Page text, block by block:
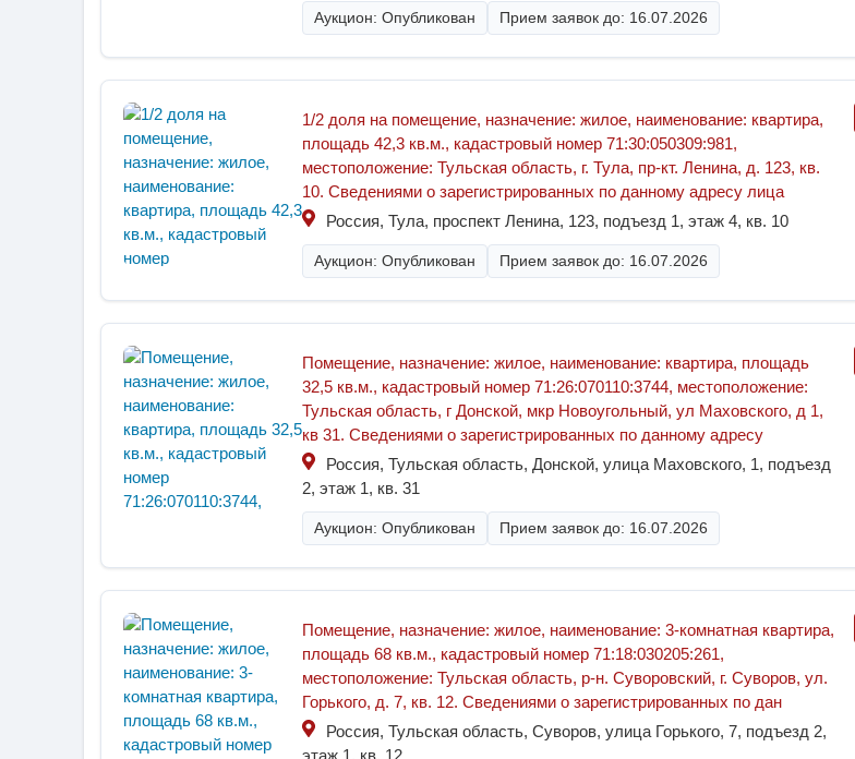
Аукцион: Опубликован Прием заявок до: 16.07.2026
1/2 доля на помещение, назначение: жилое, наименование: квартира,
площадь 42,3 кв.м., кадастровый номер 71:30:050309:981,
местоположение: Тульская область, г. Тула, пр-кт. Ленина, д. 123, кв.
10. Сведениями о зарегистрированных по данному адресу лица
Россия, Тула, проспект Ленина, 123, подъезд 1, этаж 4, кв. 10
Аукцион: Опубликован Прием заявок до: 16.07.2026
Помещение, назначение: жилое, наименование: квартира, площадь
32,5 кв.м., кадастровый номер 71:26:070110:3744, местоположение:
Тульская область, г Донской, мкр Новоугольный, ул Маховского, д 1,
кв 31. Сведениями о зарегистрированных по данному адресу
Россия, Тульская область, Донской, улица Маховского, 1, подъезд
2, этаж 1, кв. 31
Аукцион: Опубликован Прием заявок до: 16.07.2026
Помещение, назначение: жилое, наименование: 3-комнатная квартира,
площадь 68 кв.м., кадастровый номер 71:18:030205:261,
местоположение: Тульская область, р-н. Суворовский, г. Суворов, ул.
Горького, д. 7, кв. 12. Сведениями о зарегистрированных по дан
Россия, Тульская область, Суворов, улица Горького, 7, подъезд 2,
этаж 1, кв. 12